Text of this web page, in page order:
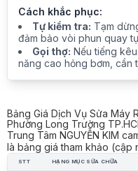
Cách khắc phục:
Tự kiểm tra: Tạm
đảm bảo vòi phun quay
Gọi thợ: Nếu tiếng
năng cao hỏng bơm, cần
Bảng Giá Dịch Vụ Sửa Máy
Phường Long Trường
Trung Tâm NGUYỄN KIM
là bảng giá tham khảo (cập
STT HẠNG MỤC SỬA CHỮA